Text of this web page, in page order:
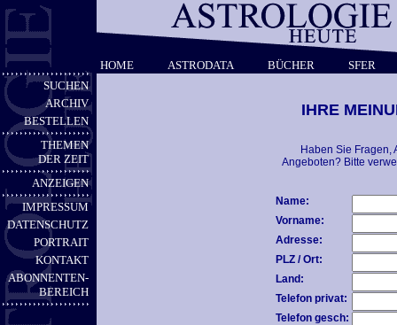
SUCHEN
ARCHIV
BESTELLEN
THEMEN
DER ZEIT
ANZEIGEN
IMPRESSUM
DATENSCHUTZ
PORTRAIT
KONTAKT
ABONNENTEN-
BEREICH
HOME ASTRODATA BÜCHER SFER
IHRE
Haben Sie Fragen,
Angeboten? Bitte
Name:
Vorname:
Adresse:
PLZ / Ort:
Land:
Telefon privat:
Telefon gesch: